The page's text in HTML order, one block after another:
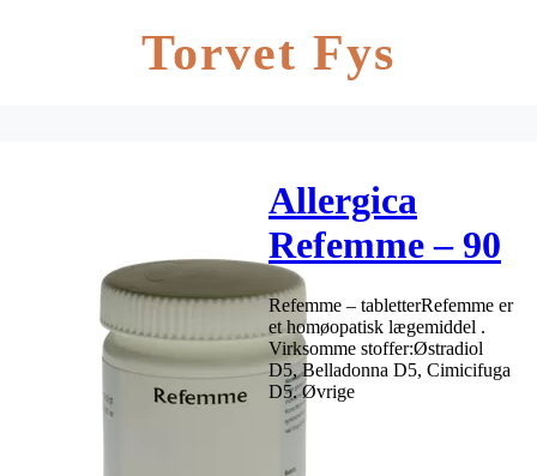
Torvet Fys
Allergica
Refemme – 90
tab
Refemme – tabletterRefemme er
et homøopatisk lægemiddel .
Virksomme stoffer:Østradiol
D5, Belladonna D5, Cimicifuga
D5. Øvrige